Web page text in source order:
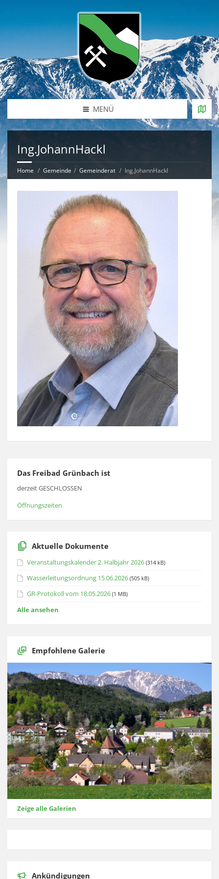
MENÜ
Ing.JohannHackl
Home Gemeinde Gemeinderat Ing.JohannHackl
Das Freibad Grünbach ist
derzeit GESCHLOSSEN
Öffnungszeiten
Aktuelle Dokumente
Veranstaltungskalender 2. Halbjahr 2026 (314 kB)
Wasserleitungsordnung 15.06.2026 (505 kB)
GR-Protokoll vom 18.05.2026 (1 MB)
Alle ansehen
Empfohlene Galerie
Zeige alle Galerien
Ankündigungen